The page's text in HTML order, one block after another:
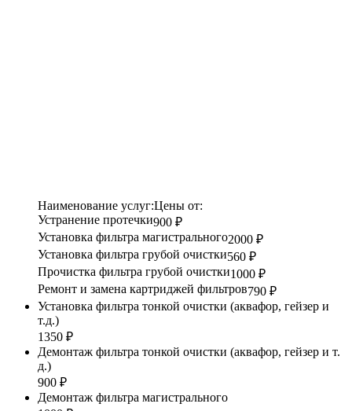
Наименование услуг:Цены от:
Устранение протечки900 ₽
Установка фильтра магистрального2000 ₽
Установка фильтра грубой очистки560 ₽
Прочистка фильтра грубой очистки1000 ₽
Ремонт и замена картриджей фильтров790 ₽
Установка фильтра тонкой очистки (аквафор, гейзер и
т.д.)
1350 ₽
Демонтаж фильтра тонкой очистки (аквафор, гейзер и т.
д.)
900 ₽
Демонтаж фильтра магистрального